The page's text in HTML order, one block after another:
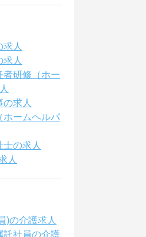
人
人
者研修（ホー
求人
ホームヘルパ
の求人
人
)の介護求人
託社員の介護